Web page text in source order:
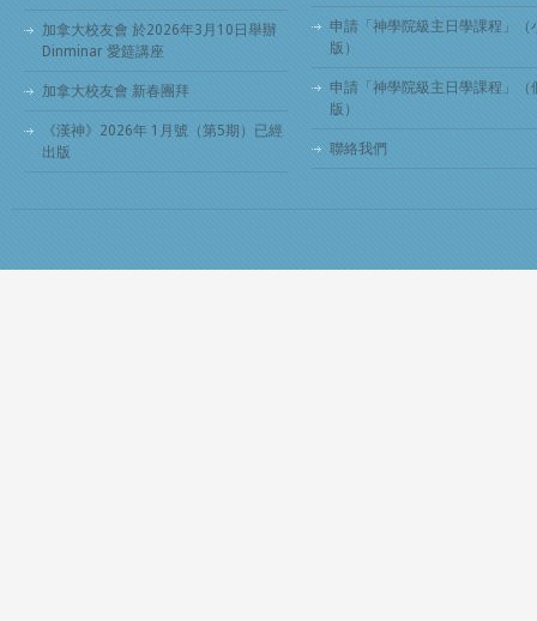
加拿大校友會 於2026年3月10日舉辦
Dinminar 愛筵講座
加拿大校友會 新春團拜
《漢神》2026年 1月號（第5期）已經
出版
申請「神學院級主日學課程」（
版）
申請「神學院級主日學課程」（
版）
聯絡我們